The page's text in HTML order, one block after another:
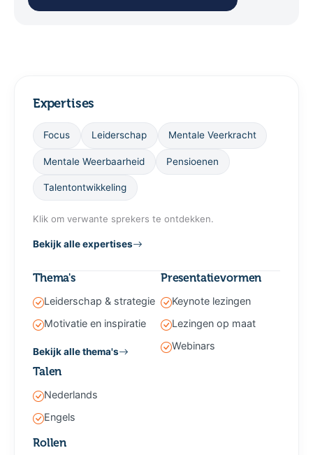
Expertises
Focus Leiderschap Mentale Veerkracht
Mentale Weerbaarheid Pensioenen
Talentontwikkeling
Klik om verwante sprekers te ontdekken.
Bekijk alle expertises
Thema's
Leiderschap & strategie
Motivatie en inspiratie
Bekijk alle thema's
Presentatievormen
Keynote lezingen
Lezingen op maat
Webinars
Talen
Nederlands
Engels
Rollen